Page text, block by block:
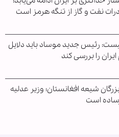
نفت و گاز از تنگه هرمز است
رئیس جدید موساد باید دلایل
را بررسی کند
شیعه افغانستان؛ وزیر عدلیه
رساده است